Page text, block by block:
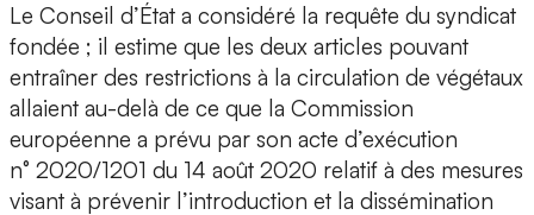
Le Conseil d’État a considéré la requête du syndicat
fondée ; il estime que les deux articles pouvant
entraîner des restrictions à la circulation de végétaux
allaient au-delà de ce que la Commission
européenne a prévu par son acte d’exécution
n° 2020/1201 du 14 août 2020 relatif à des mesures
visant à prévenir l’introduction et la dissémination